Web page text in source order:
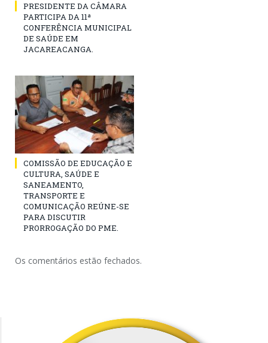
PRESIDENTE DA CÂMARA
PARTICIPA DA 11ª
CONFERÊNCIA MUNICIPAL
DE SAÚDE EM
JACAREACANGA.
COMISSÃO DE EDUCAÇÃO E
CULTURA, SAÚDE E
SANEAMENTO,
TRANSPORTE E
COMUNICAÇÃO REÚNE-SE
PARA DISCUTIR
PRORROGAÇÃO DO PME.
Os comentários estão fechados.